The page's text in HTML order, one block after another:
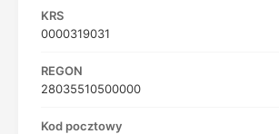
KRS
0000319031
REGON
28035510500000
Kod pocztowy